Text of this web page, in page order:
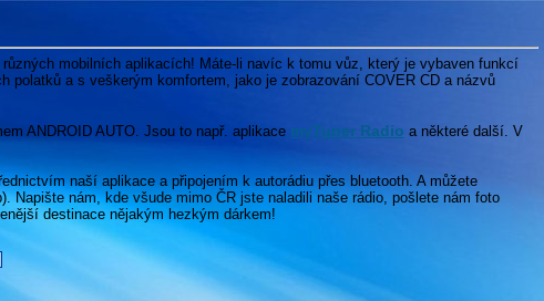
mobilních aplikacích! Máte-li navíc k tomu vůz, který je vybaven funkcí
polatků a s veškerým komfortem, jako je zobrazování COVER CD a názvů
ANDROID AUTO. Jsou to např. aplikace myTuner Radio a některé další. V
naší aplikace a připojením k autorádiu přes bluetooth. A můžete
Napište nám, kde všude mimo ČR jste naladili naše rádio, pošlete nám foto
destinace nějakým hezkým dárkem!